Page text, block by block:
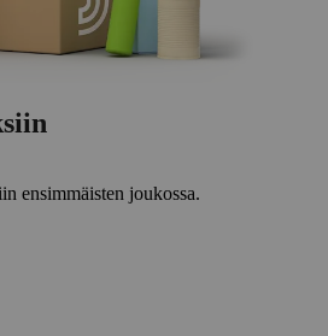
ensimmäisten joukossa.